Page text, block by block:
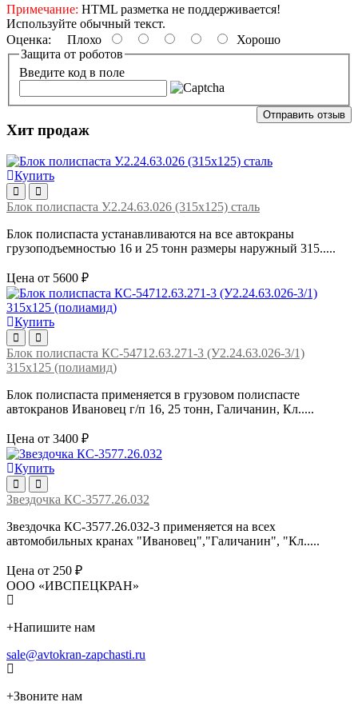
Примечание: HTML разметка не поддерживается!
Используйте обычный текст.
Оценка: Плохо
Хорошо
Защита от роботов
Введите код в поле
Отправить отзыв
Хит продаж
Купить
Блок полиспаста У.2.24.63.026 (315х125) сталь
Блок полиспаста устанавливаются на все автокраны
грузоподъемностью 16 и 25 тонн размеры наружный 315.....
Цена от 5600 ₽
Купить
Блок полиспаста КС-54712.63.271-3 (У2.24.63.026-3/1)
315х125 (полиамид)
Блок полиспаста применяется в грузовом полиспасте
автокранов Ивановец г/п 16, 25 тонн, Галичанин, Кл.....
Цена от 3400 ₽
Купить
Звездочка КС-3577.26.032
Звездочка КС-3577.26.032-3 применяется на всех
автомобильных кранах "Ивановец","Галичанин", "Кл.....
Цена от 250 ₽
ООО «ИВСПЕЦКРАН»
+Напишите нам
sale@avtokran-zapchasti.ru
+Звоните нам